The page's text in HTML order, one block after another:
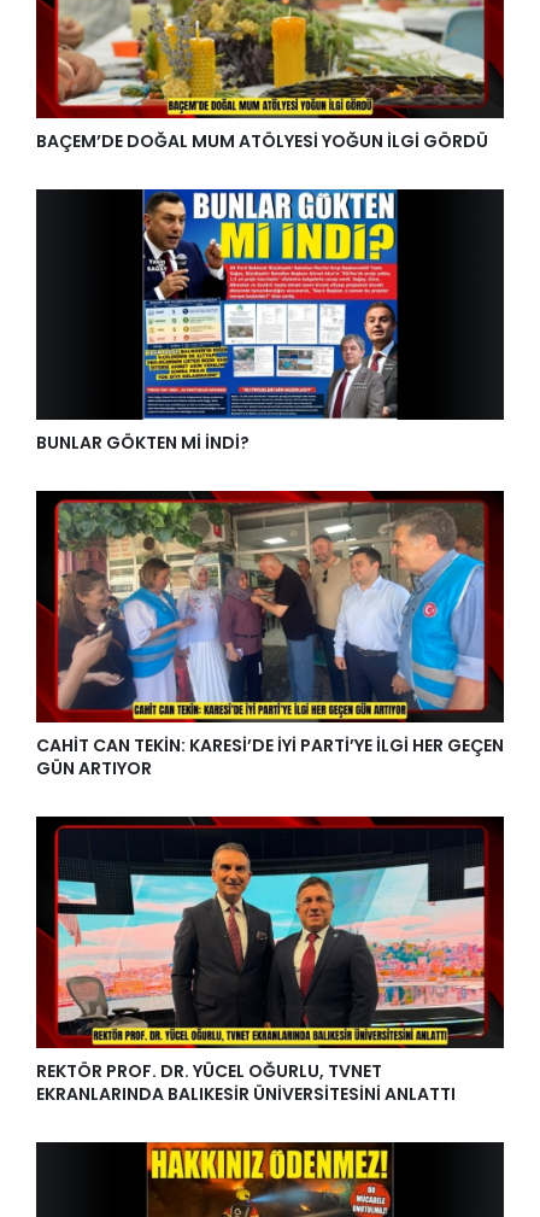
BAÇEM’DE DOĞAL MUM ATÖLYESİ YOĞUN İLGİ GÖRDÜ
BUNLAR GÖKTEN Mİ İNDİ?
CAHİT CAN TEKİN: KARESİ’DE İYİ PARTİ’YE İLGİ HER GEÇEN
GÜN ARTIYOR
REKTÖR PROF. DR. YÜCEL OĞURLU, TVNET
EKRANLARINDA BALIKESİR ÜNİVERSİTESİNİ ANLATTI